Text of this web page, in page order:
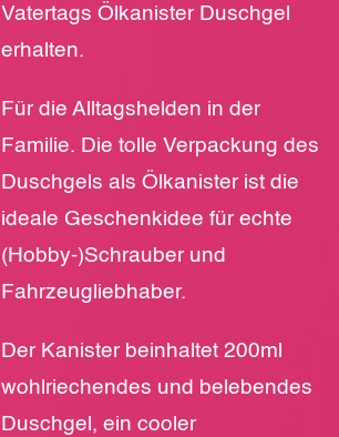
Vatertags Ölkanister Duschgel
erhalten.
Für die Alltagshelden in der
Familie. Die tolle Verpackung des
Duschgels als Ölkanister ist die
ideale Geschenkidee für echte
(Hobby-)Schrauber und
Fahrzeugliebhaber.
Der Kanister beinhaltet 200ml
wohlriechendes und belebendes
Duschgel, ein cooler